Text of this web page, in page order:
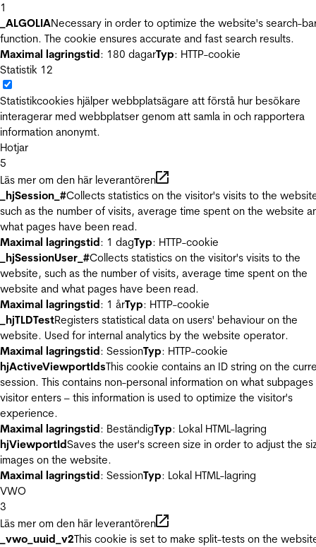
1
_ALGOLIANecessary in order to optimize the website's search-
function. The cookie ensures accurate and fast search results.
Maximal lagringstid: 180 dagarTyp: HTTP-cookie
Statistik 12
Statistikcookies hjälper webbplatsägare att förstå hur besökare
interagerar med webbplatser genom att samla in och rapportera
information anonymt.
Hotjar
5
Läs mer om den här leverantören
_hjSession_#Collects statistics on the visitor's visits to the
such as the number of visits, average time spent on the website
what pages have been read.
Maximal lagringstid: 1 dagTyp: HTTP-cookie
_hjSessionUser_#Collects statistics on the visitor's visits to the
website, such as the number of visits, average time spent on the
website and what pages have been read.
Maximal lagringstid: 1 årTyp: HTTP-cookie
_hjTLDTestRegisters statistical data on users' behaviour on the
website. Used for internal analytics by the website operator.
Maximal lagringstid: SessionTyp: HTTP-cookie
hjActiveViewportIdsThis cookie contains an ID string on the
session. This contains non-personal information on what
visitor enters – this information is used to optimize the visitor's
experience.
Maximal lagringstid: BeständigTyp: Lokal HTML-lagring
hjViewportIdSaves the user's screen size in order to adjust the
images on the website.
Maximal lagringstid: SessionTyp: Lokal HTML-lagring
VWO
3
Läs mer om den här leverantören
_vwo_uuid_v2This cookie is set to make split-tests on the